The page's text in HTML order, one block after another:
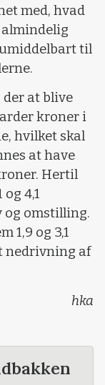
med, hvad
til
der at blive
kroner i
hvilket skal
at have
Hertil
4,1
omstilling.
1,9 og 3,1
nedrivning af
hka